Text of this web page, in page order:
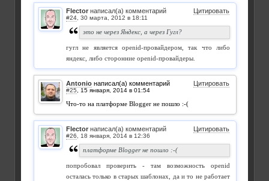
Flector написал(а) комментарий Цитировать
#24
это не через Яндекс, а через Гугл?
гугл не является openid-провайдером, так что либо
яндекс, либо сторонние openid-провайдеры.
Antonio написал(а) комментарий Цитировать
#25
Что-то на платформе Blogger не пошло :-(
Flector написал(а) комментарий Цитировать
#26
платформе Blogger не пошло :-(
попробовал проверить - там возможность openid
осталась только в старых шаблонах, да и то не работает